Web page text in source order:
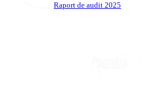
Raport de audit 2025